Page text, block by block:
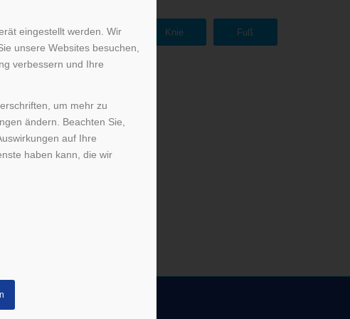
eingestellt werden. Wir
unsere Websites besuchen,
verbessern und Ihre
um mehr zu
ändern. Beachten Sie,
auf Ihre
haben kann, die wir
Hand Rücken Knie Fuß